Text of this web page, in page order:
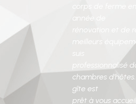
corps de ferme
année de
rénovation et de
meilleurs
suis
professionnalisé
chambres
gîte est
prêt à vous